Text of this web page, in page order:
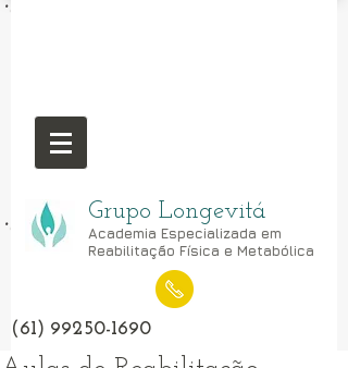
Grupo Longevitá
Academia Especializada em
Reabilitação Física e Metabólica
(61) 99250-1690